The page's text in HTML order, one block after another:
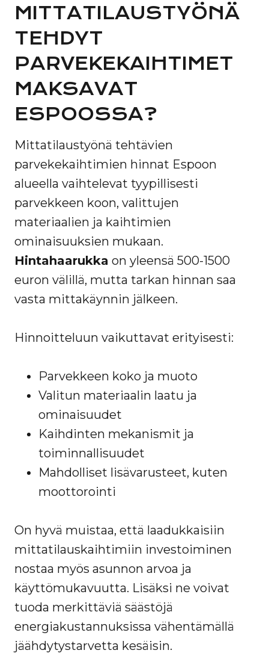
MITTATILAUSTYÖNÄ
TEHDYT
PARVEKEKAIHTIMET
MAKSAVAT
ESPOOSSA?
Mittatilaustyönä tehtävien
parvekekaihtimien hinnat Espoon
alueella vaihtelevat tyypillisesti
parvekkeen koon, valittujen
materiaalien ja kaihtimien
ominaisuuksien mukaan.
Hintahaarukka on yleensä 500-1500
euron välillä, mutta tarkan hinnan saa
vasta mittakäynnin jälkeen.
Hinnoitteluun vaikuttavat erityisesti:
Parvekkeen koko ja muoto
Valitun materiaalin laatu ja
ominaisuudet
Kaihdinten mekanismit ja
toiminnallisuudet
Mahdolliset lisävarusteet, kuten
moottorointi
On hyvä muistaa, että laadukkaisiin
mittatilauskaihtimiin investoiminen
nostaa myös asunnon arvoa ja
käyttömukavuutta. Lisäksi ne voivat
tuoda merkittäviä säästöjä
energiakustannuksissa vähentämällä
jäähdytystarvetta kesäisin.